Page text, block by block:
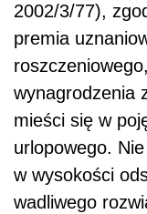
2002/3/77),
premia
wynagrodzenia
mieści się w
urlopowego.
w wysokości
wadliwego